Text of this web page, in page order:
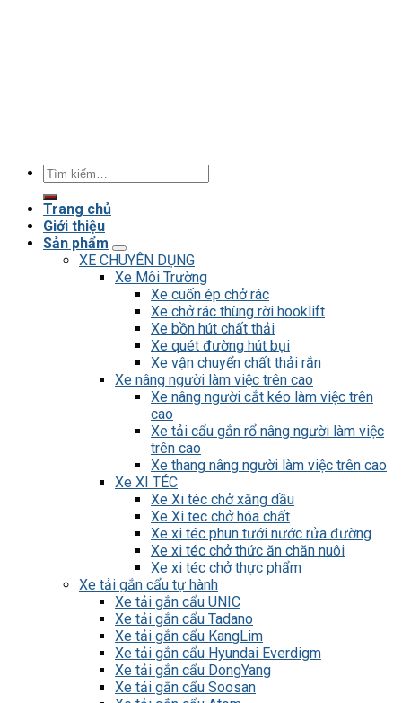
Tìm
Trang chủ
Giới thiệu
Sản phẩm
XE CHUYÊN DỤNG
Xe Môi Trường
Xe cuốn ép chở rác
Xe chở rác thùng rời hooklift
Xe bồn hút chất thải
Xe quét đường hút bụi
Xe vận chuyển chất thải rắn
Xe nâng người làm việc trên cao
Xe nâng người cắt kéo làm việc trên
cao
Xe tải cẩu gắn rổ nâng người làm việc
trên cao
Xe thang nâng người làm việc trên cao
Xe XI TÉC
Xe Xi téc chở xăng dầu
Xe Xi tec chở hóa chất
Xe xi téc phun tưới nước rửa đường
Xe xi téc chở thức ăn chăn nuôi
Xe xi téc chở thực phẩm
Xe tải gắn cẩu tự hành
Xe tải gắn cẩu UNIC
Xe tải gắn cẩu Tadano
Xe tải gắn cẩu KangLim
Xe tải gắn cẩu Hyundai Everdigm
Xe tải gắn cẩu DongYang
Xe tải gắn cẩu Soosan